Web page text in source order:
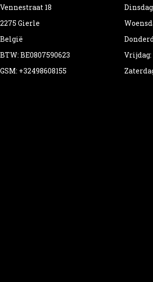
Vennestraat 18
2275 Gierle
België
BTW: BE0807590623
GSM: +32498608155
Vrijdag: